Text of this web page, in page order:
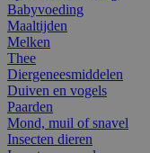
Babyvoeding
Maaltijden
Melken
Thee
Diergeneesmiddelen
Duiven en vogels
Paarden
Mond, muil of snavel
Insecten dieren